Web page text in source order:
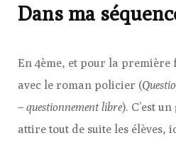
Dans ma
En 4ème, et pour la première
avec le roman policier (
– questionnement libre). C’est
attire tout de suite les élèves,